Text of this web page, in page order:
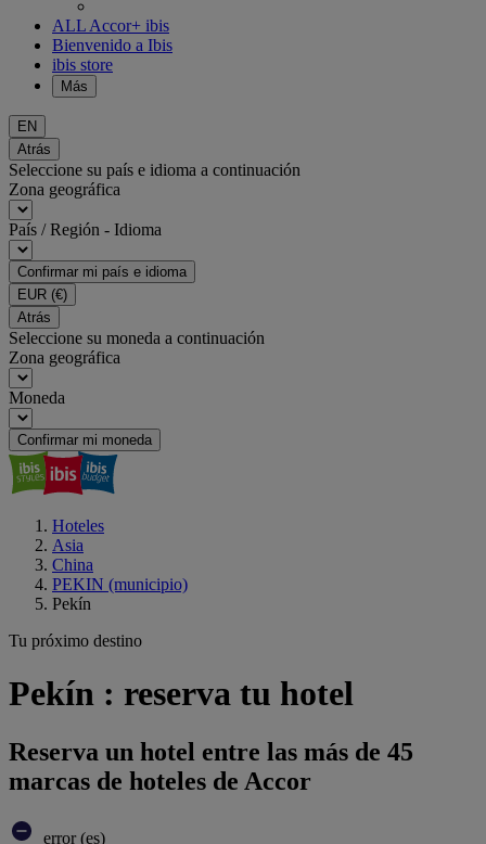
ALL Accor+ ibis
Bienvenido a Ibis
ibis store
Más
EN
Atrás
Seleccione su país e idioma a continuación
Zona geográfica
País / Región - Idioma
Confirmar mi país e idioma
EUR (€)
Atrás
Seleccione su moneda a continuación
Zona geográfica
Moneda
Confirmar mi moneda
Hoteles
Asia
China
PEKIN (municipio)
Pekín
Tu próximo destino
Pekín : reserva tu hotel
Reserva un hotel entre las más de 45
marcas de hoteles de Accor
error (es)